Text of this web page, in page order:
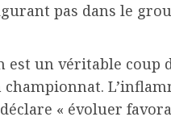
pas dans le
est un véritable coup
championnat.
« évoluer